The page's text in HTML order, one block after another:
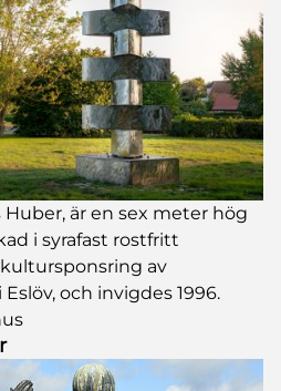
är en sex meter hög
i syrafast rostfritt
av
och invigdes 1996.